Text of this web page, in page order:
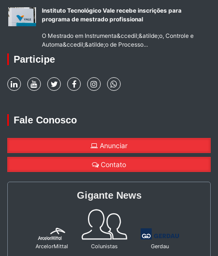
Instituto Tecnológico Vale recebe inscrições para
programa de mestrado profissional
O Mestrado em Instrumenta&ccedil;&atilde;o, Controle e
Automa&ccedil;&atilde;o de Processo...
Participe
Fale Conosco
Anunciar
Contato
Gigante News
ArcelorMittal Colunistas Gerdau